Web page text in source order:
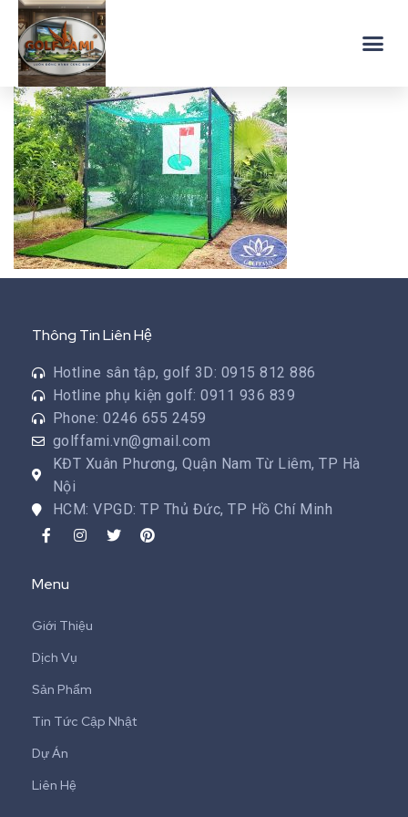
Thông Tin Liên Hệ
Hotline sân tập, golf 3D: 0915 812 886
Hotline phụ kiện golf: 0911 936 839
Phone: 0246 655 2459
golffami.vn@gmail.com
KĐT Xuân Phương, Quận Nam Từ Liêm, TP Hà
Nội
HCM: VPGD: TP Thủ Đức, TP Hồ Chí Minh
Menu
Giới Thiệu
Dịch Vụ
Sản Phẩm
Tin Tức Cập Nhật
Dự Án
Liên Hệ